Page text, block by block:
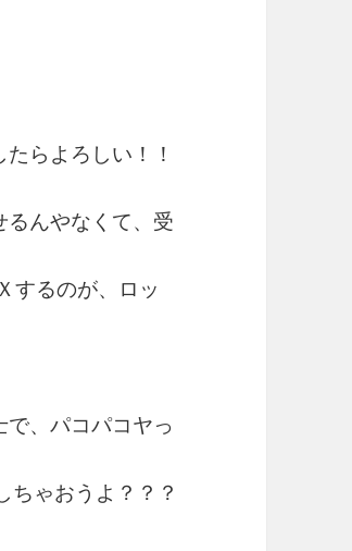
らよろしい！！
んやなくて、受
するのが、ロッ
、パコパコヤっ
ゃおうよ？？？